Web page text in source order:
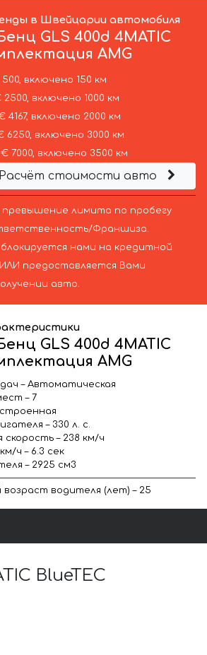
в Швейцарии автомобиля
GLS 400d 4MATIC
AMG
включено 150 км
включено 1000 км
4167, включено 2000 км
6250, включено 3000 км
7000, включено 3500 км
Расчёт стоимости авто
превышение лимита по пробегу
Франшиза.
нами на кредитной
предоставляется Вами
авто.
GLS 400d 4MATIC
AMG
– Автоматическая
– 7
– 330 л. с.
скорость – 238 км/ч
ч – 6.3 сек
– 2925 см3
водителя (лет) – 25
BlueTEC